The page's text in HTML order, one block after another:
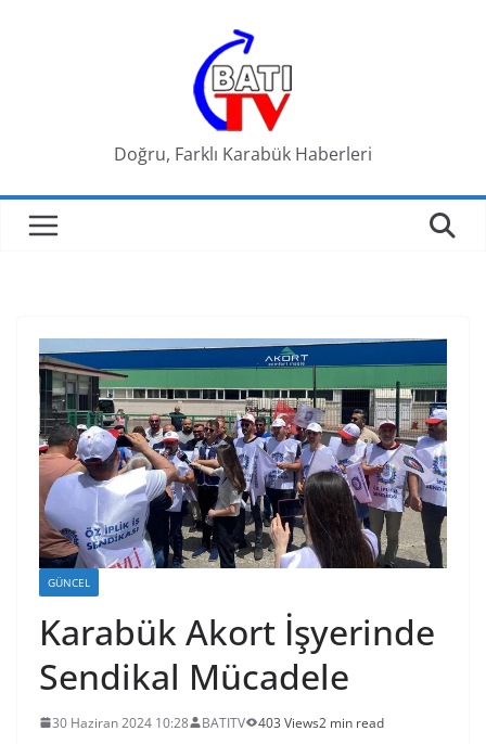
Doğru, Farklı Karabük Haberleri
GÜNCEL
Karabük Akort İşyerinde
Sendikal Mücadele
30 Haziran 2024 10:28 BATITV 403 Views2 min read